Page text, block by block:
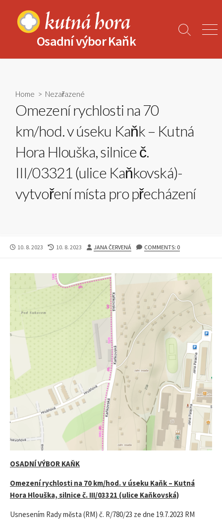
content
Osadní výbor Kaňk
Search
Home > Nezařazené
Omezení rychlosti na 70
km/hod. v úseku Kaňk – Kutná
Hora Hlouška, silnice č.
III/03321 (ulice Kaňkovská)-
vytvoření místa pro přecházení
PUBLISHED
10. 8. 2023
LAST
10. 8. 2023 AUTHOR
JANA ČERVENÁ COMMENTS: 0
OSADNÍ VÝBOR KAŇK
Omezení rychlosti na 70 km/hod. v úseku Kaňk – Kutná
Hora Hlouška, silnice č. III/03321 (ulice Kaňkovská)
Usnesením Rady města (RM) č. R/780/23 ze dne 19.7.2023 RM